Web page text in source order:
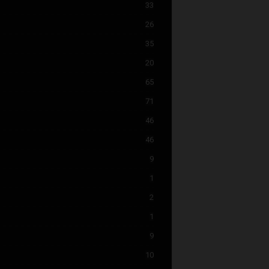
33
26
35
20
65
71
46
46
9
1
2
1
9
10